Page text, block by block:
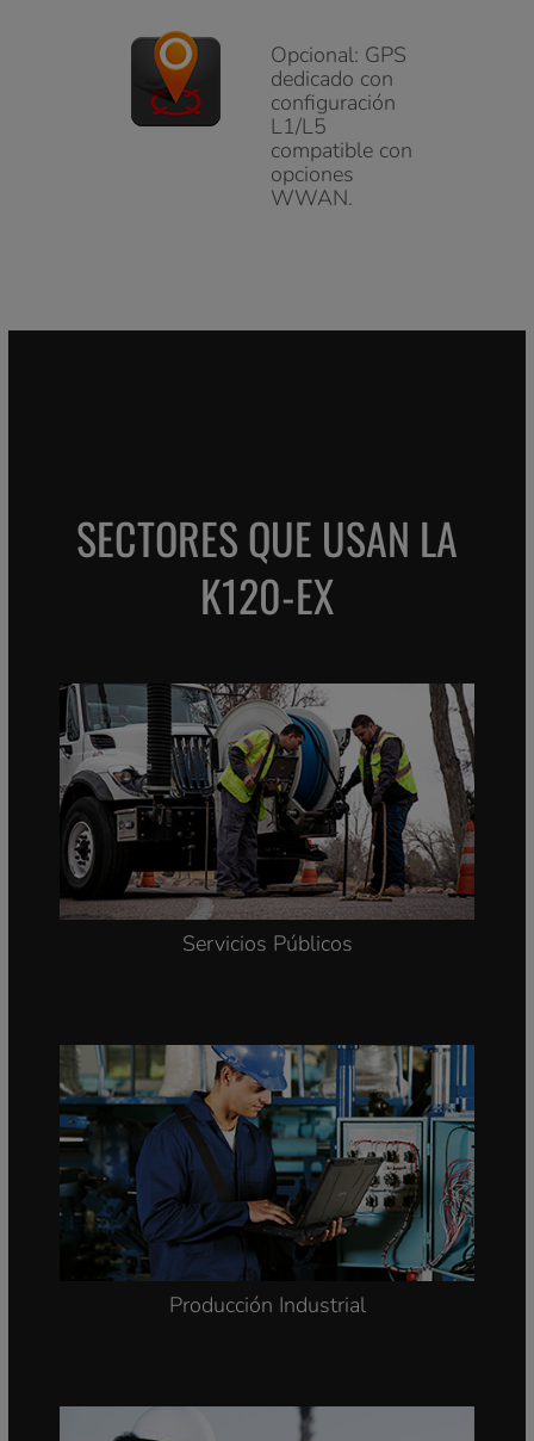
Opcional: GPS
dedicado con
configuración
L1/L5
compatible con
opciones
WWAN.
SECTORES QUE USAN LA
K120-EX
Servicios Públicos
Producción Industrial